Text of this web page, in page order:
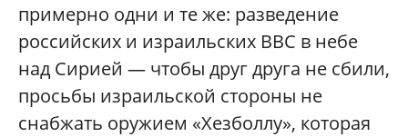
примерно одни и те же: разведение
российских и израильских ВВС в небе
над Сирией — чтобы друг друга не сбили,
просьбы израильской стороны не
снабжать оружием «Хезболлу», которая